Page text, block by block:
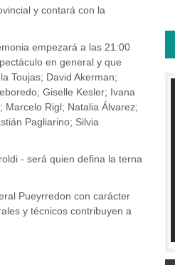
y contará con la
empezará a las 21:00
en general y que
Toujas; David Akerman;
Giselle Kesler; Ivana
Rigl; Natalia Álvarez;
Pagliarino; Silvia
- será quien defina la terna
Pueyrredon con carácter
y técnicos contribuyen a